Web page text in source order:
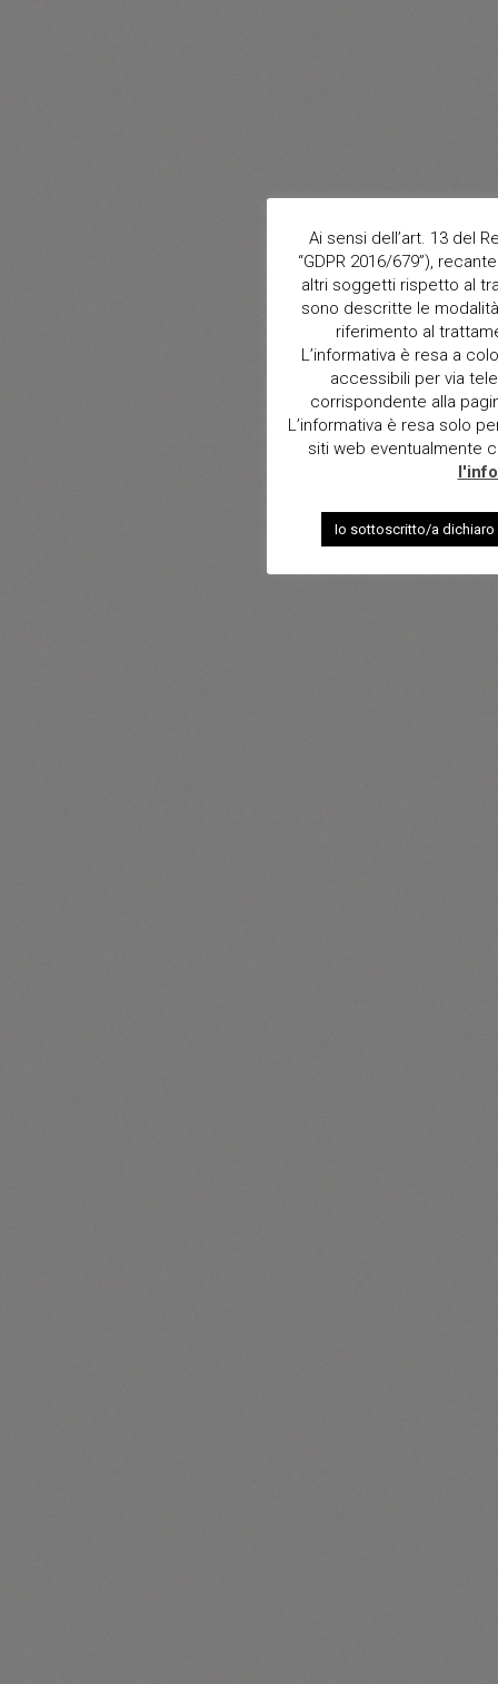
Ai sensi dell’art. 13 del
“GDPR 2016/679”),
altri soggetti rispetto al
sono descritte le
riferimento al
L’informativa è resa a
accessibili per via
corrispondente alla
L’informativa è resa solo
siti web eventualmente
Io sottoscritto/a dichiaro